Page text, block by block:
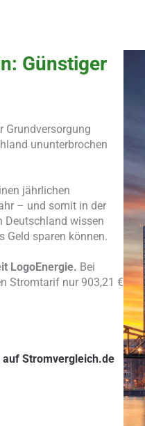
Günstiger
Grundversorgung
ununterbrochen
jährlichen
– und somit in der
Deutschland wissen
Geld sparen können.
LogoEnergie. Bei
Stromtarif nur 903,21 €
Stromvergleich.de